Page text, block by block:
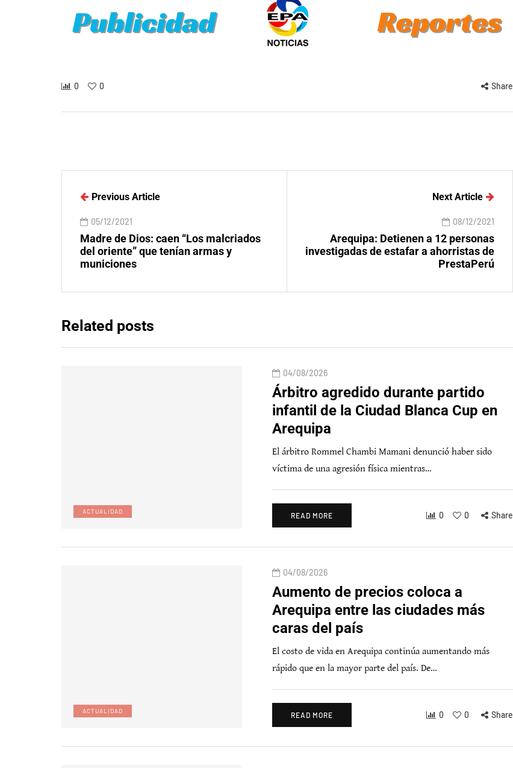
0 0 Share
Previous Article
05/12/2021
Madre de Dios: caen “Los malcriados
del oriente” que tenían armas y
municiones
Next Article
08/12/2021
Arequipa: Detienen a 12 personas
investigadas de estafar a ahorristas de
PrestaPerú
Related posts
ACTUALIDAD
04/08/2026
Árbitro agredido durante partido
infantil de la Ciudad Blanca Cup en
Arequipa
El árbitro Rommel Chambi Mamani denunció haber sido
víctima de una agresión física mientras…
READ MORE 0 0 Share
ACTUALIDAD
04/08/2026
Aumento de precios coloca a
Arequipa entre las ciudades más
caras del país
El costo de vida en Arequipa continúa aumentando más
rápido que en la mayor parte del país. De…
READ MORE 0 0 Share